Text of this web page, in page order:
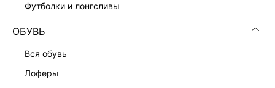
футболки и лонгсливы
ОБУВЬ
вся обувь
лоферы
ПАНАМА ИЗ РАФИИ
2 999 ₽-57%1 299 ₽